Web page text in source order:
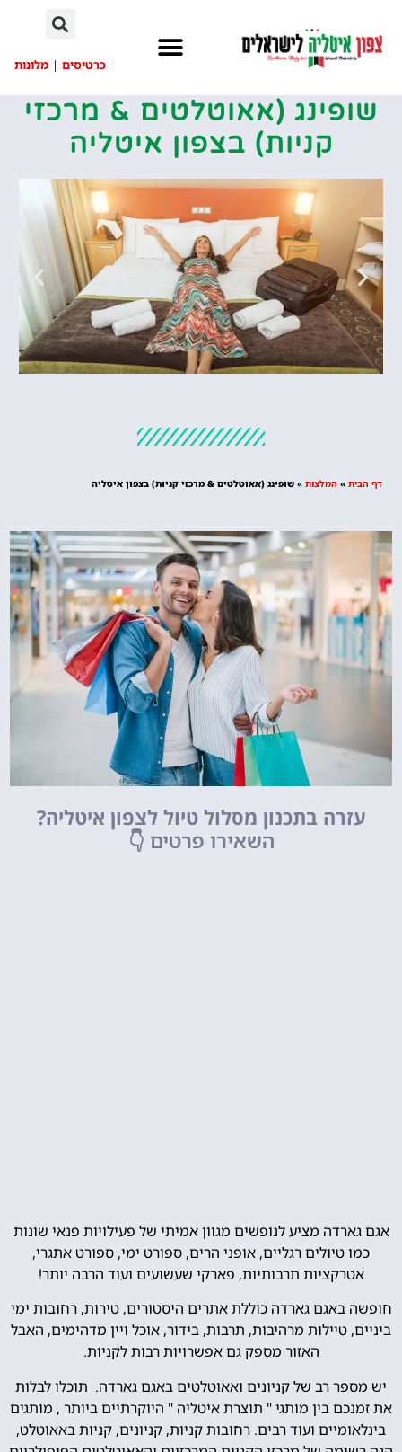
כרטיסים | מלונות
שופינג (אאוטלטים & מרכזי
קניות) בצפון איטליה
מציאת מלון
דף הבית » המלצות » שופינג (אאוטלטים & מרכזי קניות) בצפון איטליה
עזרה בתכנון מסלול טיול לצפון איטליה?
השאירו פרטים 👇
אגם גארדה מציע לנופשים מגוון אמיתי של פעילויות פנאי שונות
כמו טיולים רגליים, אופני הרים, ספורט ימי, ספורט אתגרי,
אטרקציות תרבותיות, פארקי שעשועים ועוד הרבה יותר!
חופשה באגם גארדה כוללת אתרים היסטורים, טירות, רחובות ימי
ביניים, טיילות מרהיבות, תרבות, בידור, אוכל ויין מדהימים, האבל
האזור מספק גם אפשרויות רבות לקניות.
יש מספר רב של קניונים ואאוטלטים באגם גארדה. תוכלו לבלות
את זמנכם בין מותגי " תוצרת איטליה " היוקרתיים ביותר , מותגים
בינלאומיים ועוד רבים. רחובות קניות, קניונים, קניות באאוטלט,